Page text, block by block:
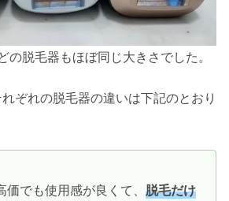
の脱毛器もほぼ同じ大きさでした。
ぞれの脱毛器の違いは下記のとおり
価でも使用感が良くて、脱毛だけ